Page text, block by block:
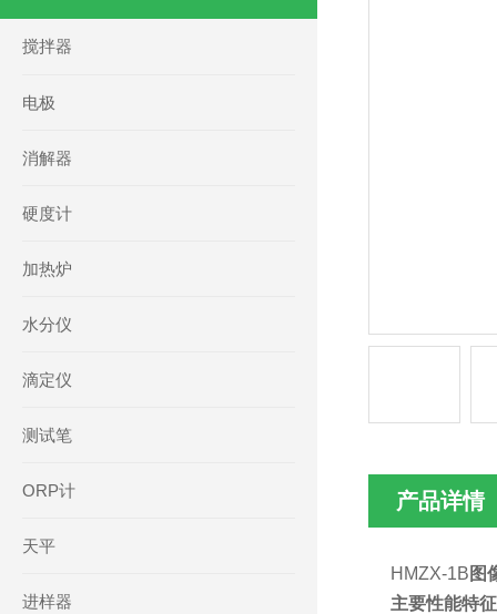
搅拌器
电极
消解器
硬度计
加热炉
水分仪
滴定仪
测试笔
ORP计
天平
进样器
产品详情
HMZX-1B 图
主要性能特征